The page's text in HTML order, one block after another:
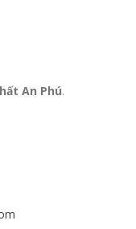
An Phú.